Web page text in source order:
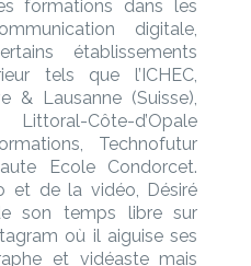
formations dans les
digitale,
établissements
tels que l’ICHEC,
& Lausanne (Suisse),
Côte-d’Opale
Technofutur
Ecole Condorcet.
et de la vidéo, Désiré
son temps libre sur
où il aiguise ses
et vidéaste mais